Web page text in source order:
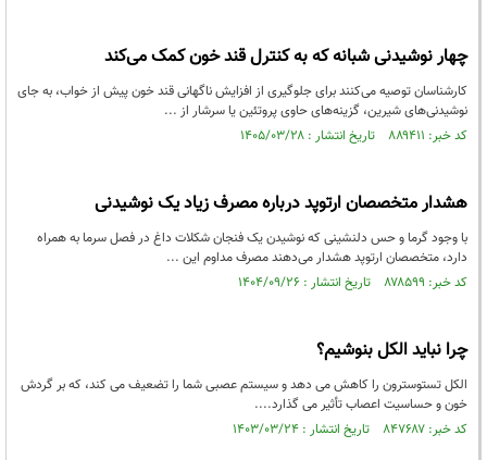
چهار نوشیدنی شبانه که به کنترل قند خون کمک می‌کند
کارشناسان توصیه می‌کنند برای جلوگیری از افزایش ناگهانی قند خون پیش از خواب، به جای
نوشیدنی‌های شیرین، گزینه‌های حاوی پروتئین یا سرشار از ...
کد خبر: ۸۸۹۴۱۱ تاریخ انتشار : ۱۴۰۵/۰۳/۲۸
هشدار متخصصان ارتوپد درباره مصرف زیاد یک نوشیدنی
با وجود گرما و حس دلنشینی که نوشیدن یک فنجان شکلات داغ در فصل سرما به همراه
دارد، متخصصان ارتوپد هشدار می‌دهند مصرف مداوم این ...
کد خبر: ۸۷۸۵۹۹ تاریخ انتشار : ۱۴۰۴/۰۹/۲۶
چرا نباید الکل بنوشیم؟
الکل تستوسترون را کاهش می دهد و سیستم عصبی شما را تضعیف می کند، که بر گردش
خون و حساسیت اعصاب تأثیر می گذارد....
کد خبر: ۸۴۷۶۸۷ تاریخ انتشار : ۱۴۰۳/۰۳/۲۴